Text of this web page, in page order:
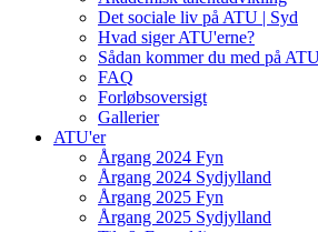
Det sociale liv på ATU | Syd
Hvad siger ATU'erne?
Sådan kommer du med på
FAQ
Forløbsoversigt
Gallerier
ATU'er
Årgang 2024 Fyn
Årgang 2024 Sydjylland
Årgang 2025 Fyn
Årgang 2025 Sydjylland